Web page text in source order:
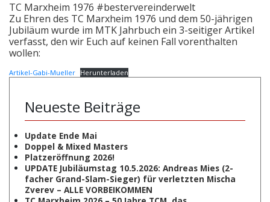
TC Marxheim 1976 #bestervereinderwelt
Zu Ehren des TC Marxheim 1976 und dem 50-jährigen
Jubiläum wurde im MTK Jahrbuch ein 3-seitiger Artikel
verfasst, den wir Euch auf keinen Fall vorenthalten
wollen:
Artikel-Gabi-Mueller Herunterladen
Neueste Beiträge
Update Ende Mai
Doppel & Mixed Masters
Platzeröffnung 2026!
UPDATE Jubiläumstag 10.5.2026: Andreas Mies (2-
facher Grand-Slam-Sieger) für verletzten Mischa
Zverev – ALLE VORBEIKOMMEN